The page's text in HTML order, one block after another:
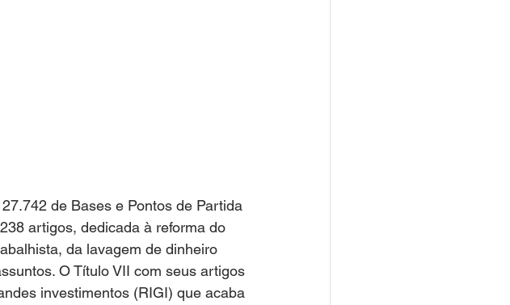
de Bases e Pontos de Partida
artigos, dedicada à reforma do
da lavagem de dinheiro
O Título VII com seus artigos
investimentos (RIGI) que acaba